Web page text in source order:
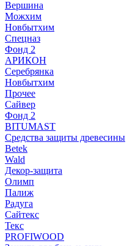
Вершина
Можхим
Новбытхим
Спецназ
Фонд 2
АРИКОН
Серебрянка
Новбытхим
Прочее
Сайвер
Фонд 2
BITUMAST
Средства защиты древесины
Betek
Wald
Декор-защита
Олимп
Палиж
Радуга
Сайтекс
Текс
PROFIWOOD